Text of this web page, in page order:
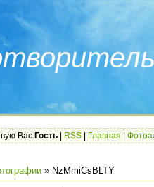
Вас Гость RSS Главная
» NzMmiCsBLTY